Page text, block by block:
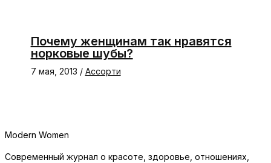
Почему женщинам так нравятся
норковые шубы?
7 мая, 2013 / Ассорти
Modern Women
Современный журнал о красоте, здоровье, отношениях,